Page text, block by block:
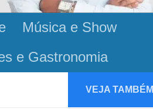
Música e Show
e Gastronomia
VEJA TAMBÉM